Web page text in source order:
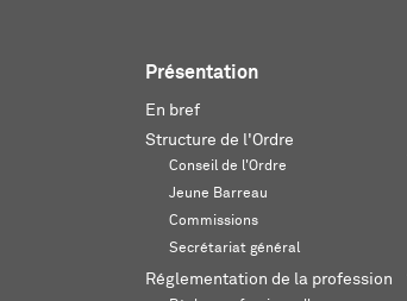
Présentation
En bref
Structure de l'Ordre
Conseil de l'Ordre
Jeune Barreau
Commissions
Secrétariat général
Réglementation de la profession